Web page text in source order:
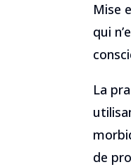
Mise
qui
La
de